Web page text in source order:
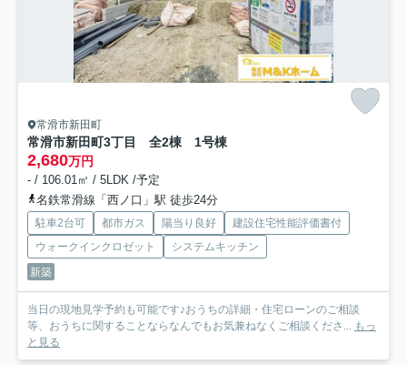
常滑市新田町
常滑市新田町3丁目 全2棟 1号棟
2,680万円
- / 106.01㎡ / 5LDK /予定
名鉄常滑線「西ノ口」駅 徒歩24分
駐車2台可 都市ガス 陽当り良好
建設住宅性能評価書付
ウォークインクロゼット
システムキッチン
新築
当日の現地見学予約も可能です♪おうちの詳細・住宅ローンのご相談
等、おうちに関することならなんでもお気兼ねなくご相談くださ... もっ
と見る